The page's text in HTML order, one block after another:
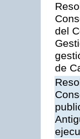
del
de